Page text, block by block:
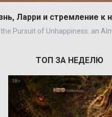
Ларри и стремление к
the Pursuit of Unhappiness: an
ТОП ЗА НЕДЕЛЮ